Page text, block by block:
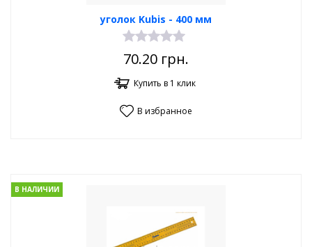
уголок Kubis - 400 мм
70.20 грн.
Купить в 1 клик
В избранное
В НАЛИЧИИ